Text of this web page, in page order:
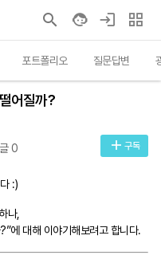
포트폴리오 질문답변
어질까?
0 구독
:)
나,
에 대해 이야기해보려고 합니다.